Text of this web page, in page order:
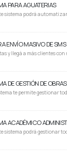
PARA AGUATERIAS
sistema podrá
ENVÍO MASIVO DE SMS
y llegá a más clientes con
DE GESTIÓN DE OBRAS
te permite gestionar
ACADÉMICO
sistema podrá gestionar